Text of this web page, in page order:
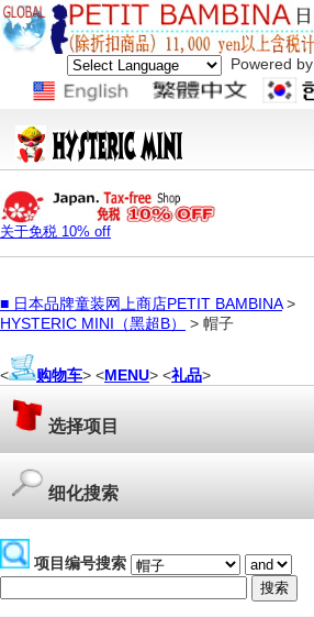
Powered by
关于免税 10% off
■ 日本品牌童装网上商店PETIT BAMBINA>
HYSTERIC MINI（黑超B）
> 帽子
< 购物车> <MENU> <礼品>
选择项目
细化搜索
项目编号搜索